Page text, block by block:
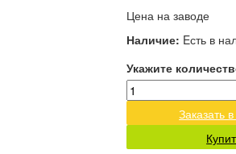
Цена на заводе
Наличие: Eсть в
Укажите
Заказать